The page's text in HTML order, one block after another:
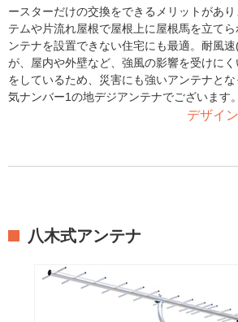
ースターだけの交換をできるメリットがあ
テムや片流れ屋根で屋根上に屋根馬を立て
ンテナを設置できない住宅にも最適。耐風
が、屋内や外壁など、強風の影響を受けに
をしているため、災害にも強いアンテナと
気ナンバー1の地デジアンテナでございます。
デザイ
八木式アンテナ